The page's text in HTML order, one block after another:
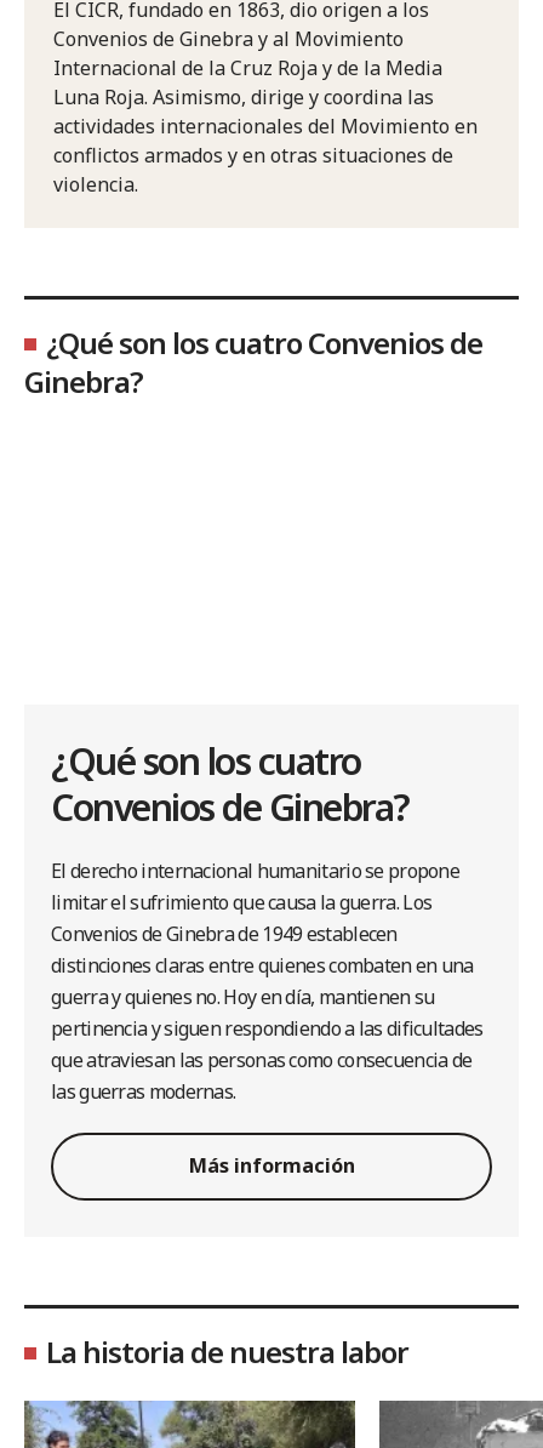
El CICR, fundado en 1863, dio origen a los
Convenios de Ginebra y al Movimiento
Internacional de la Cruz Roja y de la Media
Luna Roja. Asimismo, dirige y coordina las
actividades internacionales del Movimiento en
conflictos armados y en otras situaciones de
violencia.
¿Qué son los cuatro Convenios de
Ginebra?
¿Qué son los cuatro
Convenios de Ginebra?
El derecho internacional humanitario se propone
limitar el sufrimiento que causa la guerra. Los
Convenios de Ginebra de 1949 establecen
distinciones claras entre quienes combaten en una
guerra y quienes no. Hoy en día, mantienen su
pertinencia y siguen respondiendo a las dificultades
que atraviesan las personas como consecuencia de
las guerras modernas.
Más información
La historia de nuestra labor